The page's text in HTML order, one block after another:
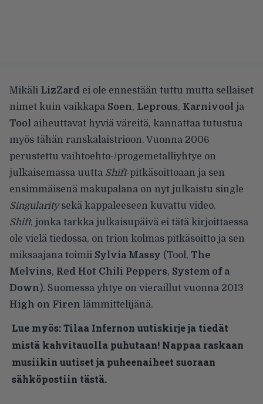
Mikäli LizZard ei ole ennestään tuttu mutta sellaiset
nimet kuin vaikkapa Soen, Leprous, Karnivool ja
Tool aiheuttavat hyviä väreitä, kannattaa tutustua
myös tähän ranskalaistrioon. Vuonna 2006
perustettu vaihtoehto-/progemetalliyhtye on
julkaisemassa uutta Shift-pitkäsoittoaan ja sen
ensimmäisenä makupalana on nyt julkaistu single
Singularitysekä kappaleeseen kuvattu video.
Shift, jonka tarkka julkaisupäivä ei tätä kirjoittaessa
ole vielä tiedossa, on trion kolmas pitkäsoitto ja sen
miksaajana toimii Sylvia Massy (Tool, The
Melvins, Red Hot Chili Peppers, System of a
Down). Suomessa yhtye on vieraillut vuonna 2013
High on Firen lämmittelijänä.
Lue myös:Tilaa Infernon uutiskirje ja tiedät
mistä kahvitauolla puhutaan! Nappaa raskaan
musiikin uutiset ja puheenaiheet suoraan
sähköpostiin tästä.